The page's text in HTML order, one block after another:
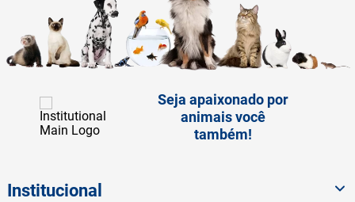
Seja apaixonado por
animais você
também!
Institucional